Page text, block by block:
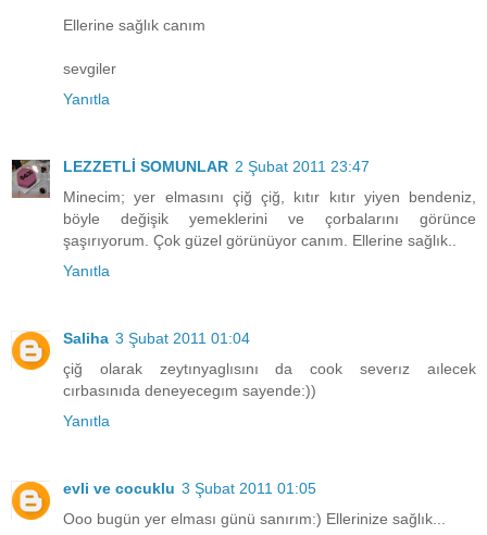
Ellerine sağlık canım
sevgiler
Yanıtla
LEZZETLİ SOMUNLAR 2 Şubat 2011 23:47
Minecim; yer elmasını çiğ çiğ, kıtır kıtır yiyen bendeniz,
böyle değişik yemeklerini ve çorbalarını görünce
şaşırıyorum. Çok güzel görünüyor canım. Ellerine sağlık..
Yanıtla
Saliha 3 Şubat 2011 01:04
çiğ olarak zeytınyaglısını da cook severız aılecek
cırbasınıda deneyecegım sayende:))
Yanıtla
evli ve cocuklu 3 Şubat 2011 01:05
Ooo bugün yer elması günü sanırım:) Ellerinize sağlık...